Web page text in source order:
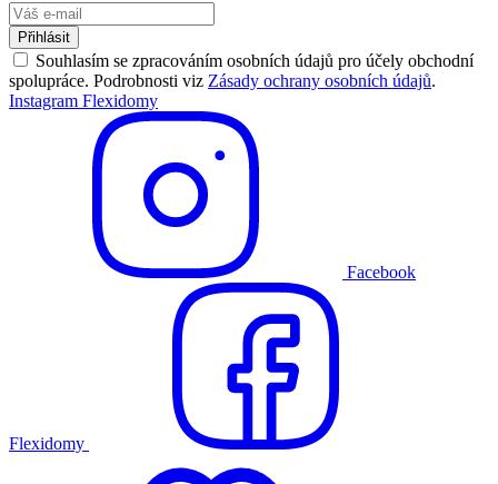
Přihlásit
Souhlasím se zpracováním osobních údajů pro účely obchodní
spolupráce. Podrobnosti viz Zásady ochrany osobních údajů.
Instagram Flexidomy
Facebook
Flexidomy